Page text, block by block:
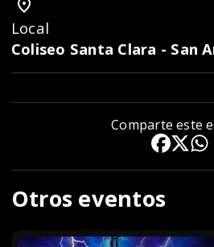
Local
Coliseo Santa Clara - San
Otros eventos
Comparte este